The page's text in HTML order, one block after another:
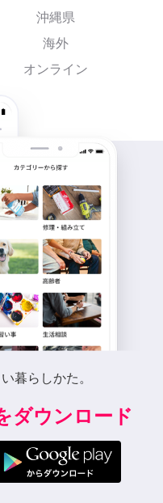
沖縄県
海外
オンライン
暮らしかた。
ダウンロード